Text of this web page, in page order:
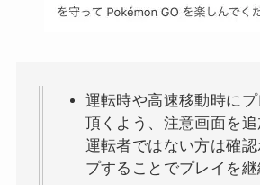
運転時や高速移動時に
頂くよう、注意画面を追
運転者ではない方は確
プすることでプレイを継